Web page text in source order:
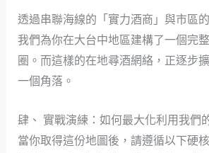
透過串聯海線的「實力酒商」與市區
我們為你在大台中地區建構了一個完
圈。而這樣的在地尋酒網絡，正逐步
一個角落。
肆、 實戰演練：如何最大化利用我們
當你取得這份地圖後，請遵循以下硬